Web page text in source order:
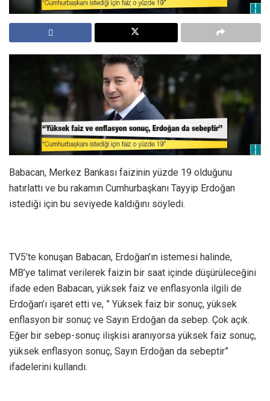
Babacan, Merkez Bankası faizinin yüzde 19 olduğunu
hatırlattı ve bu rakamın Cumhurbaşkanı Tayyip Erdoğan
istediği için bu seviyede kaldığını söyledi.
TV5’te konuşan Babacan, Erdoğan’ın istemesi halinde,
MB’ye talimat verilerek faizin bir saat içinde düşürüleceğini
ifade eden Babacan, yüksek faiz ve enflasyonla ilgili de
Erdoğan’ı işaret etti ve, ” Yüksek faiz bir sonuç, yüksek
enflasyon bir sonuç ve Sayın Erdoğan da sebep. Çok açık.
Eğer bir sebep-sonuç ilişkisi aranıyorsa yüksek faiz sonuç,
yüksek enflasyon sonuç, Sayın Erdoğan da sebeptir”
ifadelerini kullandı.